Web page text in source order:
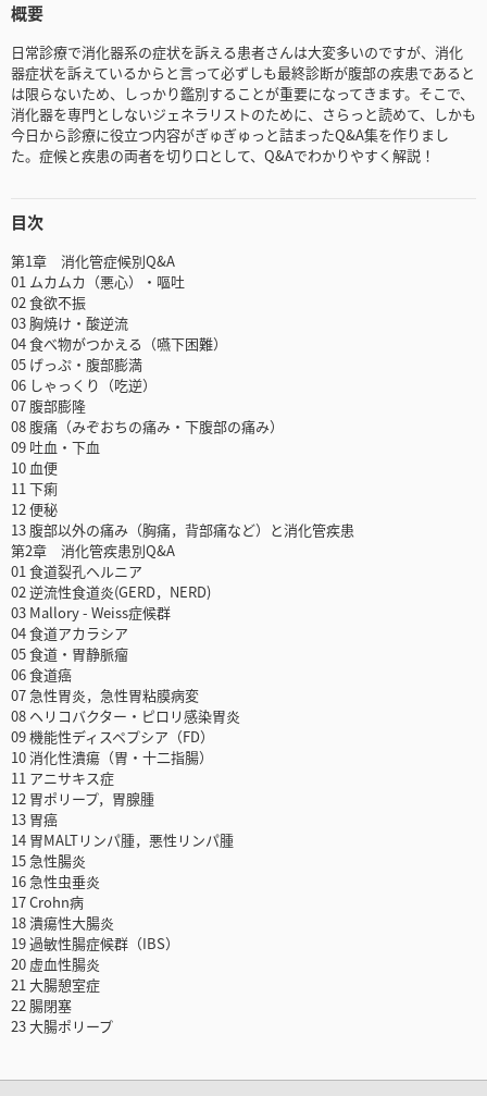
概要
日常診療で消化器系の症状を訴える患者さんは大変多いのですが、消化
器症状を訴えているからと言って必ずしも最終診断が腹部の疾患であると
は限らないため、しっかり鑑別することが重要になってきます。そこで、
消化器を専門としないジェネラリストのために、さらっと読めて、しかも
今日から診療に役立つ内容がぎゅぎゅっと詰まったQ&A集を作りまし
た。症候と疾患の両者を切り口として、Q&Aでわかりやすく解説！
目次
第1章 消化管症候別Q&A
01 ムカムカ（悪心）・嘔吐
02 食欲不振
03 胸焼け・酸逆流
04 食べ物がつかえる（嚥下困難）
05 げっぷ・腹部膨満
06 しゃっくり（吃逆）
07 腹部膨隆
08 腹痛（みぞおちの痛み・下腹部の痛み）
09 吐血・下血
10 血便
11 下痢
12 便秘
13 腹部以外の痛み（胸痛，背部痛など）と消化管疾患
第2章 消化管疾患別Q&A
01 食道裂孔ヘルニア
02 逆流性食道炎(GERD，NERD)
03 Mallory - Weiss症候群
04 食道アカラシア
05 食道・胃静脈瘤
06 食道癌
07 急性胃炎，急性胃粘膜病変
08 ヘリコバクター・ピロリ感染胃炎
09 機能性ディスペプシア（FD）
10 消化性潰瘍（胃・十二指腸）
11 アニサキス症
12 胃ポリープ，胃腺腫
13 胃癌
14 胃MALTリンパ腫，悪性リンパ腫
15 急性腸炎
16 急性虫垂炎
17 Crohn病
18 潰瘍性大腸炎
19 過敏性腸症候群（IBS）
20 虚血性腸炎
21 大腸憩室症
22 腸閉塞
23 大腸ポリープ